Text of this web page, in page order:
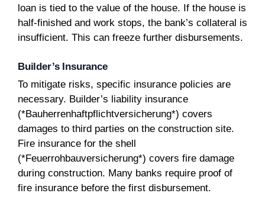
loan is tied to the value of the house. If the house is
half-finished and work stops, the bank’s collateral is
insufficient. This can freeze further disbursements.
Builder’s Insurance
To mitigate risks, specific insurance policies are
necessary. Builder’s liability insurance
(*Bauherrenhaftpflichtversicherung*) covers
damages to third parties on the construction site.
Fire insurance for the shell
(*Feuerrohbauversicherung*) covers fire damage
during construction. Many banks require proof of
fire insurance before the first disbursement.